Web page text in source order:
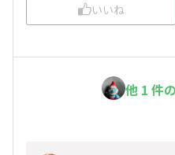
いいね
他 1 件